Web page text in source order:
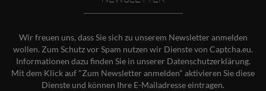
Wir freuen uns, dass Sie sich zu unserem Newsletter anmelden
wollen. Zum Schutz vor Spam nutzen wir Dienste von Captcha.eu.
Informationen dazu finden Sie in unserer Datenschutzerklärung.
Mit dem Klick auf "Zum Newsletter anmelden" aktivieren Sie diese
Dienste und können Ihre E-Mailadresse eintragen.